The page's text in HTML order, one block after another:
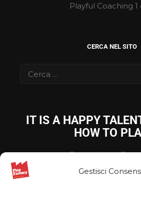
Gestisci
Playful Coaching 1
CERCA NEL SITO
IT IS A HAPPY
HOW TO
Ralph Waldo